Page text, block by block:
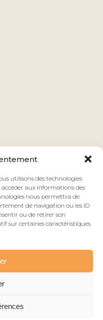
utilisons des technologies
accéder aux informations des
nous permettra de
de navigation ou les ID
ou de retirer son
sur certaines caractéristiques